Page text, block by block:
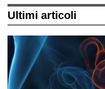
Ultimi articoli